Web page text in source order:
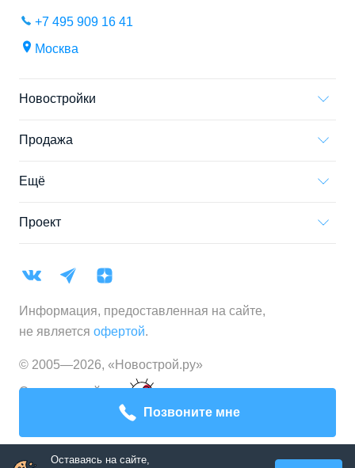
Позвоните мне
+7 495 909 16 41
Москва
Новостройки
Продажа
Ещё
Проект
Информация, предоставленная на сайте,
не является офертой.
© 2005—2026, «Новострой.ру»
Создание сайта
Оставаясь на сайте,